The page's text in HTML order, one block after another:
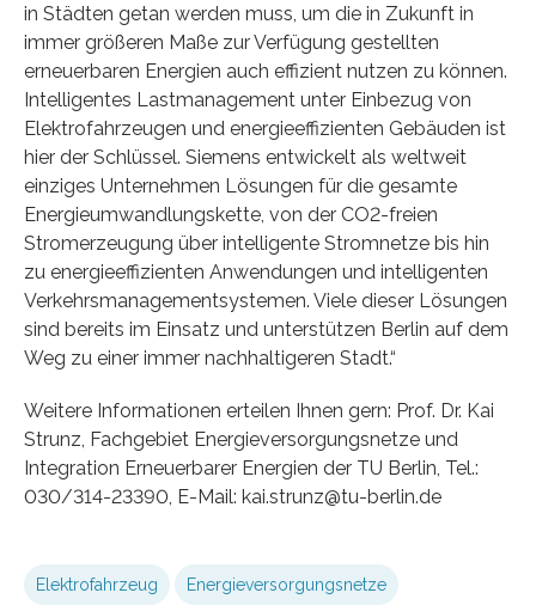
in Städten getan werden muss, um die in Zukunft in
immer größeren Maße zur Verfügung gestellten
erneuerbaren Energien auch effizient nutzen zu können.
Intelligentes Lastmanagement unter Einbezug von
Elektrofahrzeugen und energieeffizienten Gebäuden ist
hier der Schlüssel. Siemens entwickelt als weltweit
einziges Unternehmen Lösungen für die gesamte
Energieumwandlungskette, von der CO2-freien
Stromerzeugung über intelligente Stromnetze bis hin
zu energieeffizienten Anwendungen und intelligenten
Verkehrsmanagementsystemen. Viele dieser Lösungen
sind bereits im Einsatz und unterstützen Berlin auf dem
Weg zu einer immer nachhaltigeren Stadt.“
Weitere Informationen erteilen Ihnen gern: Prof. Dr. Kai
Strunz, Fachgebiet Energieversorgungsnetze und
Integration Erneuerbarer Energien der TU Berlin, Tel.:
030/314-23390, E-Mail: kai.strunz@tu-berlin.de
Elektrofahrzeug Energieversorgungsnetze